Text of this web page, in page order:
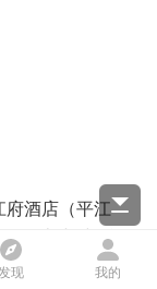
酒店（平江
前半小时到酒
店17.00-1.00左
现 我的